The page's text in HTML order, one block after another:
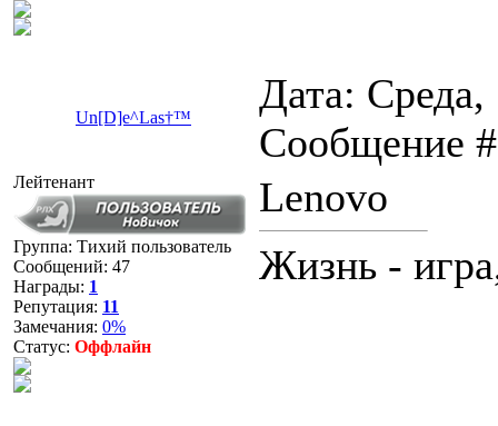
Un[D]e^Las†™
Дата:
Сообщение
Лейтенант
Группа: Тихий пользователь
Сообщений: 47
Награды: 1
Репутация: 11
Замечания: 0%
Статус: Оффлайн
Lenovo
Жизнь -